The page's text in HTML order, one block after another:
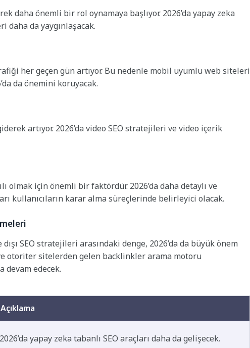
daha önemli bir rol oynamaya başlıyor. 2026’da yapay zeka
daha da yaygınlaşacak.
her geçen gün artıyor. Bu nedenle mobil uyumlu web siteleri
da önemini koruyacak.
artıyor. 2026’da video SEO stratejileri ve video içerik
olmak için önemli bir faktördür. 2026’da daha detaylı ve
kullanıcıların karar alma süreçlerinde belirleyici olacak.
SEO stratejileri arasındaki denge, 2026’da da büyük önem
otoriter sitelerden gelen backlinkler arama motoru
devam edecek.
Açıklama
2026’da yapay zeka tabanlı SEO araçları daha da gelişecek.